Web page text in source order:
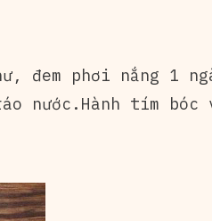
phơi nắng 1
nước.Hành tím bóc